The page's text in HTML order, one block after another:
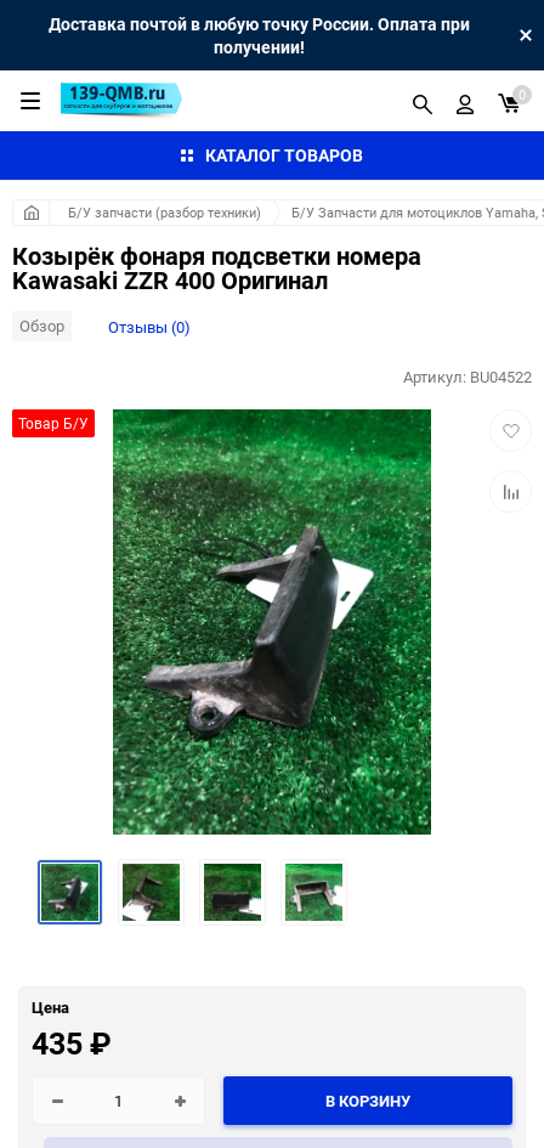
Доставка почтой в любую точку России. Оплата при
получении!
КАТАЛОГ ТОВАРОВ
0
Б/У запчасти (разбор техники) Б/У Запчасти для мотоциклов Yamaha,
Козырёк фонаря подсветки номера
Kawasaki ZZR 400 Оригинал
Обзор Отзывы (0)
Товар Б/У
Артикул: BU04522
Цена
435₽
В КОРЗИНУ